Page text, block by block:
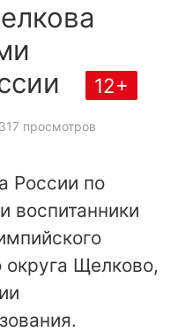
12+
просмотров
России по
воспитанники
округа Щелково,